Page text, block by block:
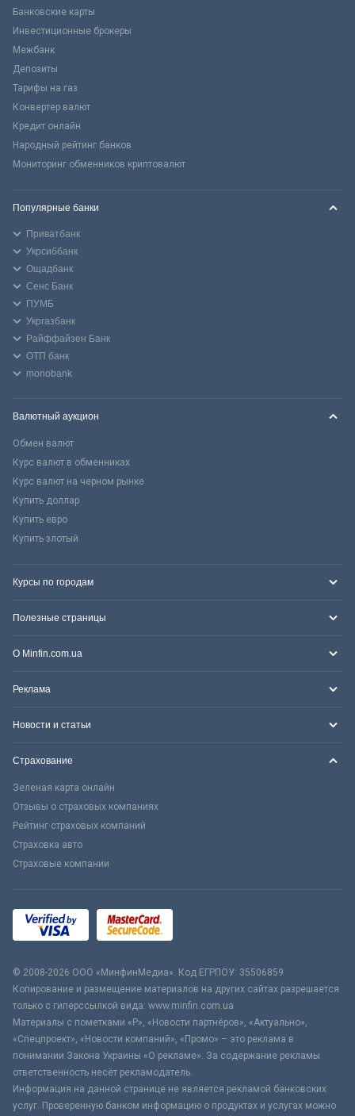
Банковские карты
Инвестиционные брокеры
Межбанк
Депозиты
Тарифы на газ
Конвертер валют
Кредит онлайн
Народный рейтинг банков
Мониторинг обменников криптовалют
Популярные банки
Приватбанк
Укрсиббанк
Ощадбанк
Сенс Банк
ПУМБ
Укргазбанк
Райффайзен Банк
ОТП банк
monobank
Валютный аукцион
Обмен валют
Курс валют в обменниках
Курс валют на черном рынке
Купить доллар
Купить евро
Купить злотый
Курсы по городам
Полезные страницы
О Minfin.com.ua
Реклама
Новости и статьи
Страхование
Зеленая карта онлайн
Отзывы о страховых компаниях
Рейтинг страховых компаний
Страховка авто
Страховые компании
© 2008-2026 ООО «МинфинМедиа». Код ЕГРПОУ: 35506859
Копирование и размещение материалов на других сайтах разрешается
только с гиперссылкой вида: www.minfin.com.ua
Материалы с пометками «Р», «Новости партнёров», «Актуально»,
«Спецпроект», «Новости компаний», «Промо» – это реклама в
понимании Закона Украины «О рекламе». За содержание рекламы
ответственность несёт рекламодатель.
Информация на данной странице не является рекламой банковских
услуг. Проверенную банком информацию о продуктах и услугах можно